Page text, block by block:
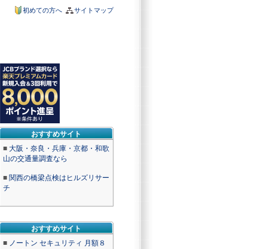
サイトマップ
初めての方へ
おすすめサイト
■ 大阪・奈良・兵庫・京都・和歌
山の交通量調査なら
■ 関西の橋梁点検はヒルズリサー
チ
おすすめサイト
■ ノートン セキュリティ 月額８